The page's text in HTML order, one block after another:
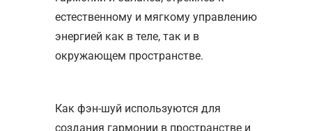
естественному и мягкому управлению
энергией как в теле, так и в
окружающем пространстве.
Как фэн-шуй используются для
создания гармонии в пространстве и